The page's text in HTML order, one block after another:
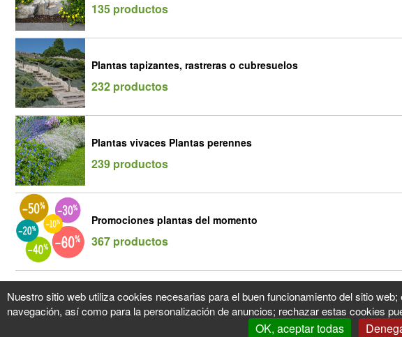
135 productos
Plantas tapizantes, rastreras o cubresuelos
232 productos
Plantas vivaces Plantas perennes
239 productos
Promociones plantas del momento
367 productos
Nuestro sitio web utiliza cookies necesarias para el buen funcionamiento del sitio
navegación, así como para la personalización de anuncios; rechazar estas cookies
OK, aceptar todas